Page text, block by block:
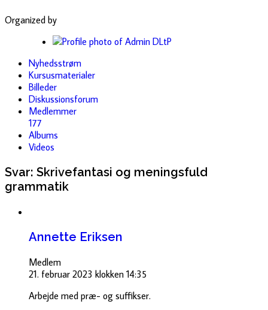
Organized by
Nyhedsstrøm
Kursusmaterialer
Billeder
Diskussionsforum
Medlemmer
177
Albums
Videos
Svar: Skrivefantasi og meningsfuld
grammatik
Annette Eriksen
Medlem
21. februar 2023 klokken 14:35
Arbejde med præ- og suffikser.